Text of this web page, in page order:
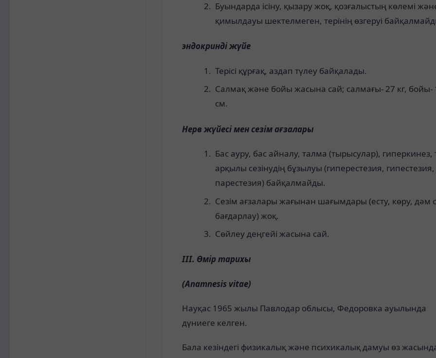
Буындарда ісіну, қызару жоқ, қозғалыстың көлемі
қимылдауы шектелмеген, терінің өзгеруі
эндокринді жүйе
Терісі құрғақ, аздап түлеу байқалады.
Салмақ және бойы жасына сай; салмағы- 27 кг, бойы-
см.
Нерв жүйесі мен сезім ағзалары
Бас ауру, бас айналу, талма (тырысулар), гиперкинез,
арқылы сезінудің бұзылуы (гиперестезия, гипестезия,
парестезия) байқалмайды.
Сезім ағзалары жағынан шағымдары (есту, көру, дәм
бағдарлау) жоқ.
Сөйлеу деңгейі жасына сай.
ІІІ. Өмір тарихы
(Anamnesis vitae)
Науқас 1965 жылы Павлодар облысы, Федоровка ауылында
дүниеге келген.
Бала кезіндегі физикалық және психикалық дамуы өз